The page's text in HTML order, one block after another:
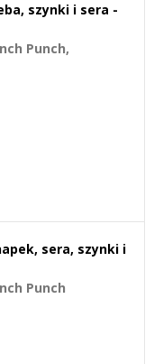
szynki i sera -
Punch,
sera, szynki i
Punch